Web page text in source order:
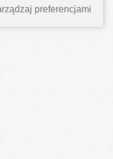
preferencjami